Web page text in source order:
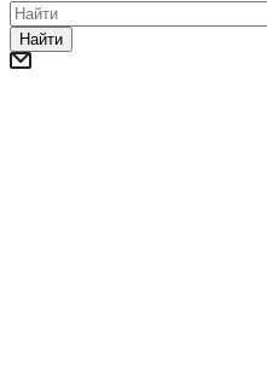
Найти